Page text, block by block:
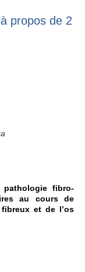
propos de 2
fibro-
au cours de
et de l’os